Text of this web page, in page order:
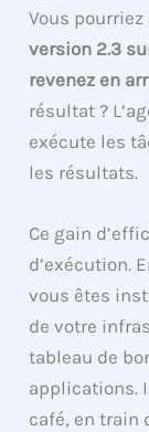
Vous
version 2.3
revenez en
résultat ?
exécute les
les résultats.
Ce gain
d’exécution.
vous êtes
de votre
tableau de
applications.
café, en train